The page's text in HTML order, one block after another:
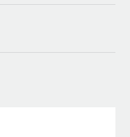
工具与 Remote 平台相连